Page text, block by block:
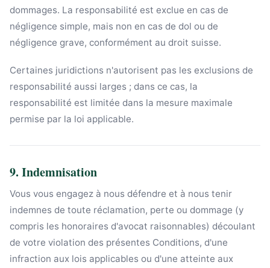
dommages. La responsabilité est exclue en cas de
négligence simple, mais non en cas de dol ou de
négligence grave, conformément au droit suisse.
Certaines juridictions n'autorisent pas les exclusions de
responsabilité aussi larges ; dans ce cas, la
responsabilité est limitée dans la mesure maximale
permise par la loi applicable.
9. Indemnisation
Vous vous engagez à nous défendre et à nous tenir
indemnes de toute réclamation, perte ou dommage (y
compris les honoraires d'avocat raisonnables) découlant
de votre violation des présentes Conditions, d'une
infraction aux lois applicables ou d'une atteinte aux